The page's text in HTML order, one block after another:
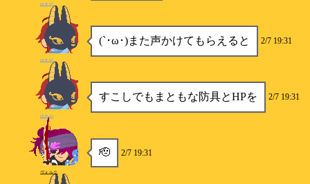
ゆきの
(`･ω･)また声かけてもらえると 2/7 19:31
ゆきの
すこしでもまともな防具とHPを 2/7 19:31
ゆきの
🫡 2/7 19:31
ヴォルク